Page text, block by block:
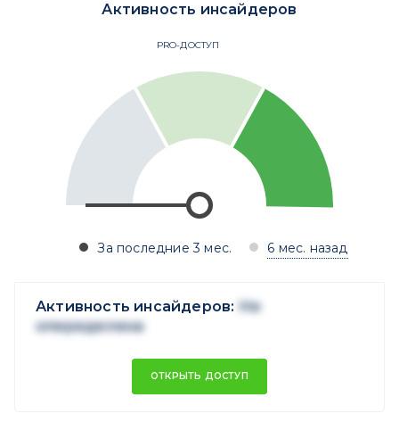
Активность инсайдеров
PRO-ДОСТУП
За последние 3 мес. 6 мес. назад
Активность инсайдеров: Не
опеределена
ОТКРЫТЬ ДОСТУП